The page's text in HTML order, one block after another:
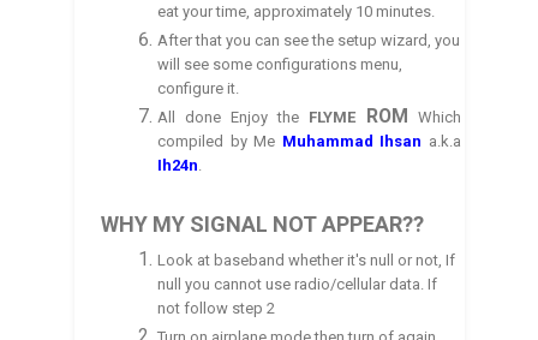
eat your time, approximately 10 minutes.
After that you can see the setup wizard , you
will see some configurations menu,
configure it.
All done Enjoy the FLYMEROM Which
compiled byMe Muhammad Ihsan a.k.a
Ih24n
WHY MY SIGNAL NOT APPEAR??
Look at baseband whether it's null or not, If
null you cannot use radio/cellular data. If
not follow step 2